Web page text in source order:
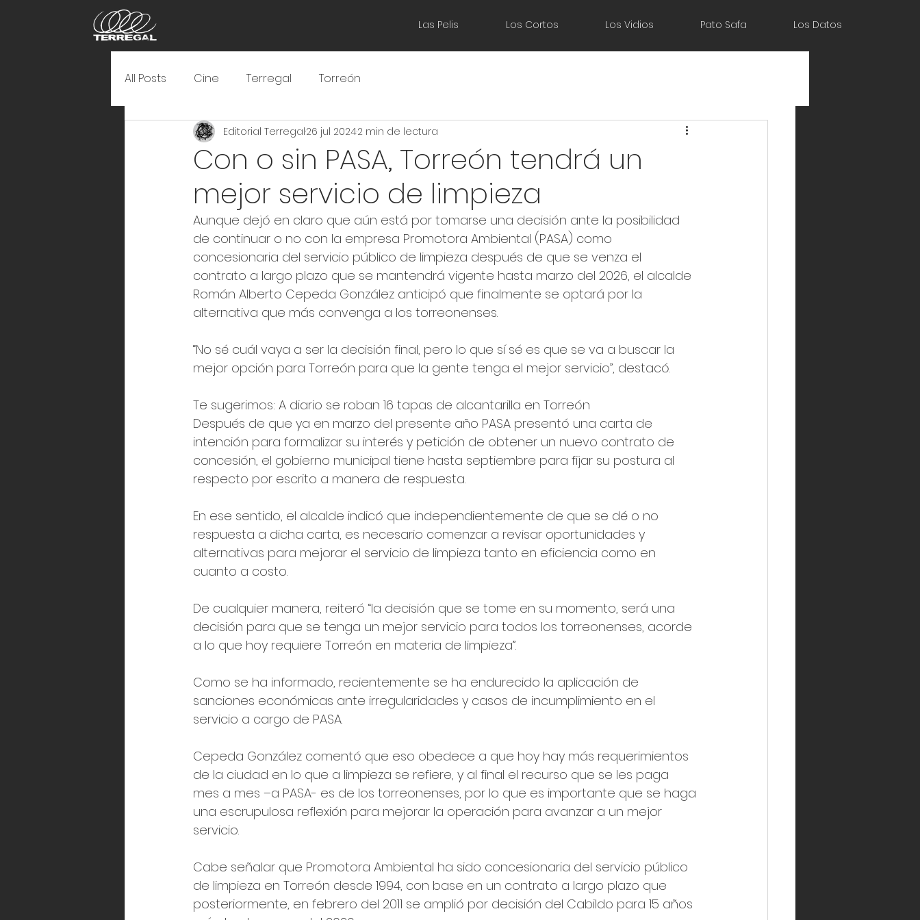
Las Pelis Los Cortos Los Vidios Pato Safa Los Datos
All Posts Cine Terregal Torreón
Con o sin PASA, Torreón tendrá un
mejor servicio de limpieza
Editorial Terregal26 jul 20242 min de lectura
Aunque dejó en claro que aún está por tomarse una decisión ante la posibilidad
de continuar o no con la empresa Promotora Ambiental (PASA) como
concesionaria del servicio público de limpieza después de que se venza el
contrato a largo plazo que se mantendrá vigente hasta marzo del 2026, el alcalde
Román Alberto Cepeda González anticipó que finalmente se optará por la
alternativa que más convenga a los torreonenses.
“No sé cuál vaya a ser la decisión final, pero lo que sí sé es que se va a buscar la
mejor opción para Torreón para que la gente tenga el mejor servicio”, destacó.
Te sugerimos: A diario se roban 16 tapas de alcantarilla en Torreón
Después de que ya en marzo del presente año PASA presentó una carta de
intención para formalizar su interés y petición de obtener un nuevo contrato de
concesión, el gobierno municipal tiene hasta septiembre para fijar su postura al
respecto por escrito a manera de respuesta.
En ese sentido, el alcalde indicó que independientemente de que se dé o no
respuesta a dicha carta, es necesario comenzar a revisar oportunidades y
alternativas para mejorar el servicio de limpieza tanto en eficiencia como en
cuanto a costo.
De cualquier manera, reiteró “la decisión que se tome en su momento, será una
decisión para que se tenga un mejor servicio para todos los torreonenses, acorde
a lo que hoy requiere Torreón en materia de limpieza”.
Como se ha informado, recientemente se ha endurecido la aplicación de
sanciones económicas ante irregularidades y casos de incumplimiento en el
servicio a cargo de PASA.
Cepeda González comentó que eso obedece a que hoy hay más requerimientos
de la ciudad en lo que a limpieza se refiere, y al final el recurso que se les paga
mes a mes –a PASA- es de los torreonenses, por lo que es importante que se haga
una escrupulosa reflexión para mejorar la operación para avanzar a un mejor
servicio.
Cabe señalar que Promotora Ambiental ha sido concesionaria del servicio público
de limpieza en Torreón desde 1994, con base en un contrato a largo plazo que
posteriormente, en febrero del 2011 se amplió por decisión del Cabildo para 15 años